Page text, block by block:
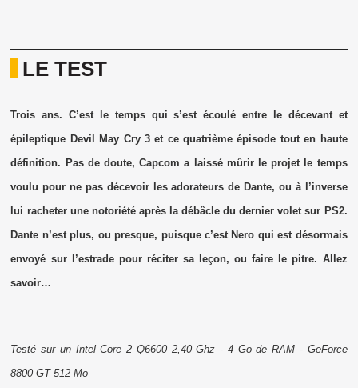
LE TEST
Trois ans. C’est le temps qui s’est écoulé entre le décevant et
épileptique Devil May Cry 3 et ce quatrième épisode tout en haute
définition. Pas de doute, Capcom a laissé mûrir le projet le temps
voulu pour ne pas décevoir les adorateurs de Dante, ou à l’inverse
lui racheter une notoriété après la débâcle du dernier volet sur PS2.
Dante n’est plus, ou presque, puisque c’est Nero qui est désormais
envoyé sur l’estrade pour réciter sa leçon, ou faire le pitre. Allez
savoir…
Testé sur un Intel Core 2 Q6600 2,40 Ghz - 4 Go de RAM - GeForce
8800 GT 512 Mo